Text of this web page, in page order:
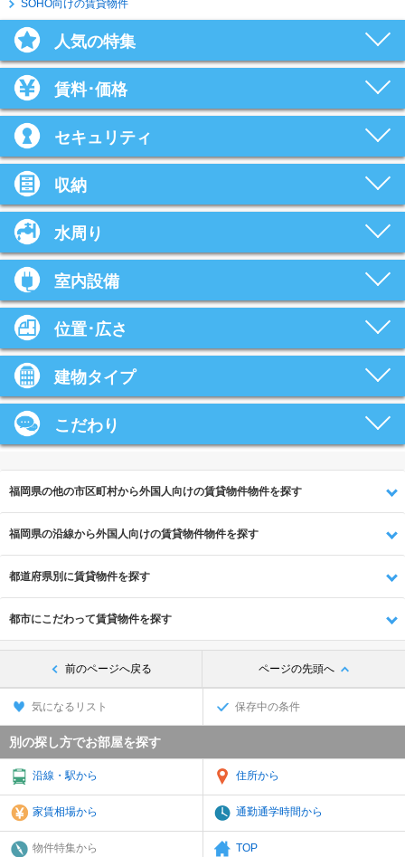
SOHO向けの賃貸物件
人気の特集
賃料･価格
セキュリティ
収納
水周り
室内設備
位置･広さ
建物タイプ
こだわり
福岡県の他の市区町村から外国人向けの賃貸物件物件を探す
福岡県の沿線から外国人向けの賃貸物件物件を探す
都道府県別に賃貸物件を探す
都市にこだわって賃貸物件を探す
前のページへ戻る ページの先頭へ
気になるリスト 保存中の条件
別の探し方でお部屋を探す
沿線・駅から 住所から
家賃相場から 通勤通学時間から
物件特集から TOP